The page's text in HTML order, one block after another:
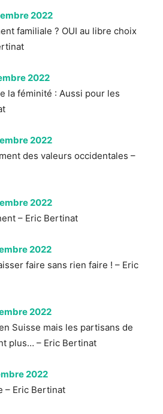
2022
familiale ? OUI au libre choix
2022
la féminité : Aussi pour les
2022
des valeurs occidentales –
2022
– Eric Bertinat
2022
faire sans rien faire ! – Eric
2022
Suisse mais les partisans de
plus… – Eric Bertinat
2022
– Eric Bertinat